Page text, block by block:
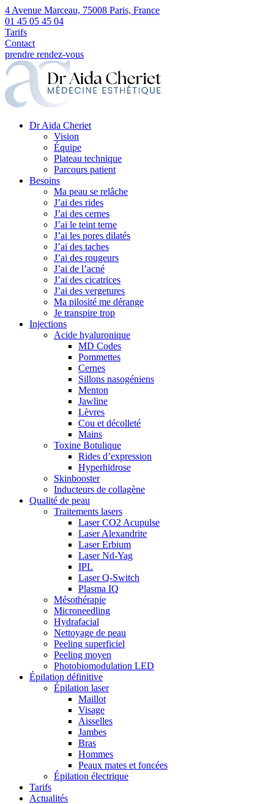
4 Avenue Marceau, 75008 Paris, France
01 45 05 45 04
Tarifs
Contact
prendre rendez-vous
Dr Aida Cheriet
Vision
Équipe
Plateau technique
Parcours patient
Besoins
Ma peau se relâche
J’ai des rides
J’ai des cernes
J’ai le teint terne
J’ai les pores dilatés
J’ai des taches
J’ai des rougeurs
J’ai de l’acné
J’ai des cicatrices
J’ai des vergetures
Ma pilosité me dérange
Je transpire trop
Injections
Acide hyaluronique
MD Codes
Pommettes
Cernes
Sillons nasogéniens
Menton
Jawline
Lèvres
Cou et décolleté
Mains
Toxine Botulique
Rides d’expression
Hyperhidrose
Skinbooster
Inducteurs de collagène
Qualité de peau
Traitements lasers
Laser CO2 Acupulse
Laser Alexandrite
Laser Erbium
Laser Nd-Yag
IPL
Laser Q-Switch
Plasma IQ
Mésothérapie
Microneedling
Hydrafacial
Nettoyage de peau
Peeling superficiel
Peeling moyen
Photobiomodulation LED
Épilation définitive
Épilation laser
Maillot
Visage
Aisselles
Jambes
Bras
Hommes
Peaux mates et foncées
Épilation électrique
Tarifs
Actualités